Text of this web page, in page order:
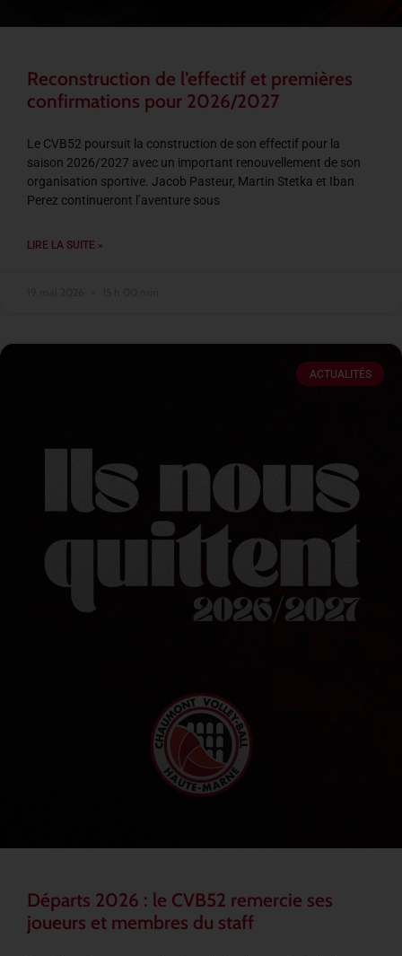
Reconstruction de l’effectif et premières
confirmations pour 2026/2027
Le CVB52 poursuit la construction de son effectif pour la
saison 2026/2027 avec un important renouvellement de son
organisation sportive. Jacob Pasteur, Martin Stetka et Iban
Perez continueront l’aventure sous
LIRE LA SUITE »
ACTUALITÉS
Départs 2026 : le CVB52 remercie ses
joueurs et membres du staff